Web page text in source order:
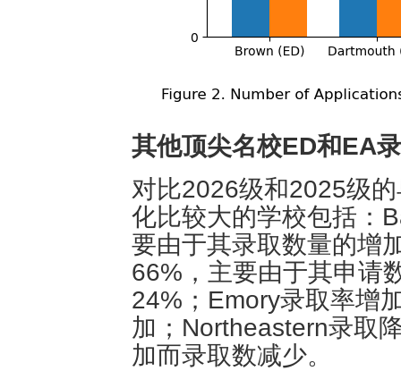
其他顶尖名校ED和EA
对比2026级和2025级
化比较大的学校包括：
要由于其录取数量的增
66%，主要由于其申请
24%；Emory录取率增
加；Northeastern录取
加而录取数减少。